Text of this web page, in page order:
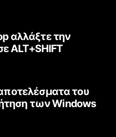
αλλάξτε την
ALT+SHIFT
του
των Windows